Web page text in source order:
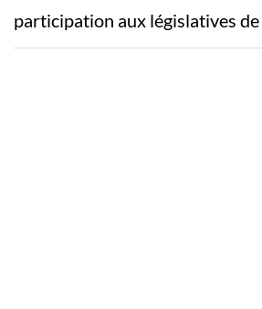
participation aux législatives